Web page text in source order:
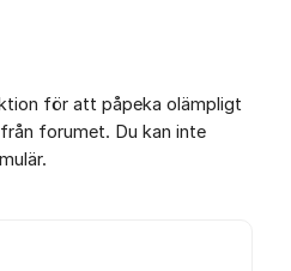
för att påpeka olämpligt
forumet. Du kan inte